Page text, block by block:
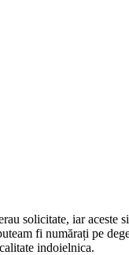
solicitate, iar aceste
fi numărați pe
indoielnica.